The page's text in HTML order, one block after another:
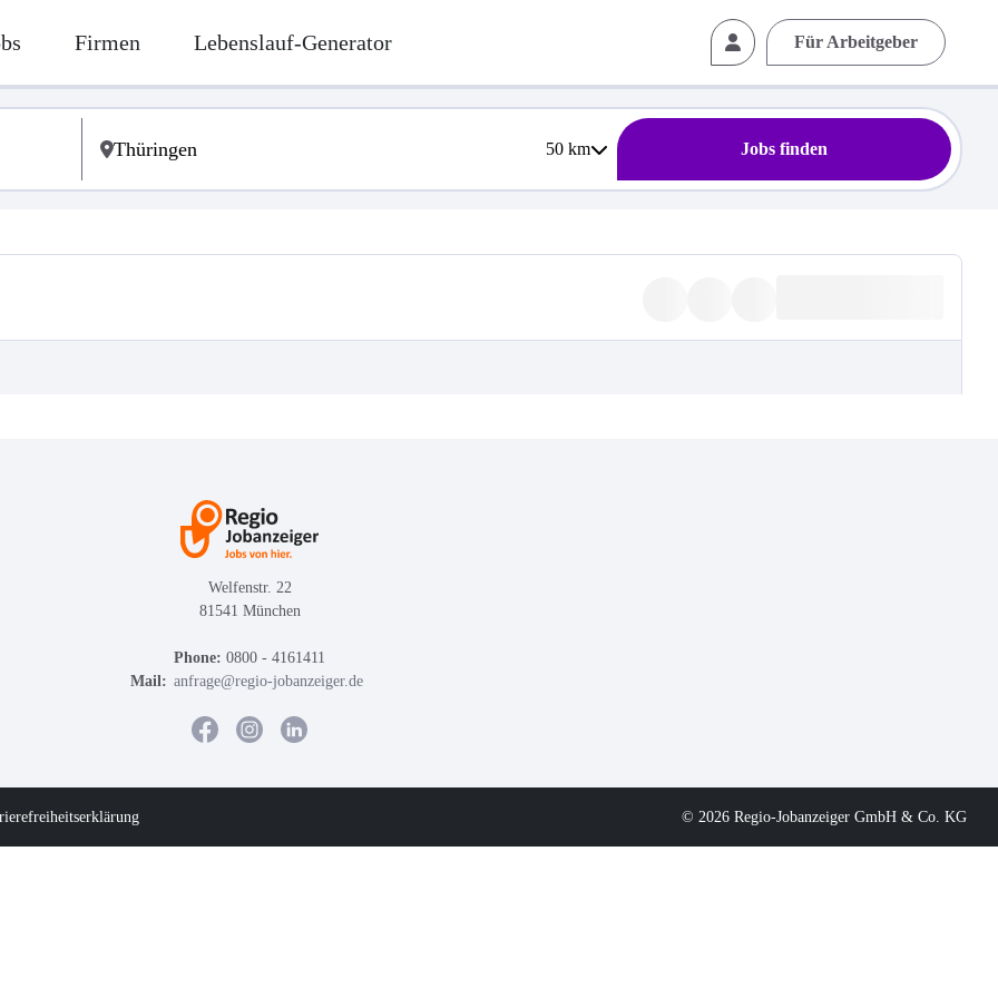
Firmen Lebenslauf-Generator Für Arbeitgeber
50km Jobs finden
Welfenstr. 22
81541 München
Phone: 0800 - 4161411
Mail: anfrage@regio-jobanzeiger.de
© 2026 Regio-Jobanzeiger GmbH & Co. KG